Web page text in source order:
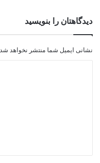
دیدگاهتان را بنویسید
نشانی ایمیل شما منتشر نخواهد شد.